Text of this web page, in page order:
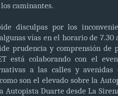
caminantes.
disculpas por los
vías en el horario de 7.30
prudencia y comprensión de
está colaborando con el
a las calles y avenidas
son el elevado sobre la
Autopista Duarte desde La